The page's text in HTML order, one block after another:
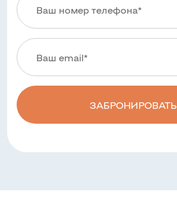
ЗАБРОНИРОВАТЬ